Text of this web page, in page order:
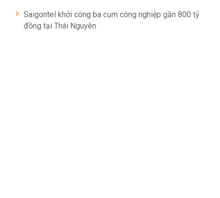
Saigontel khởi công ba cụm công nghiệp gần 800 tỷ
đồng tại Thái Nguyên